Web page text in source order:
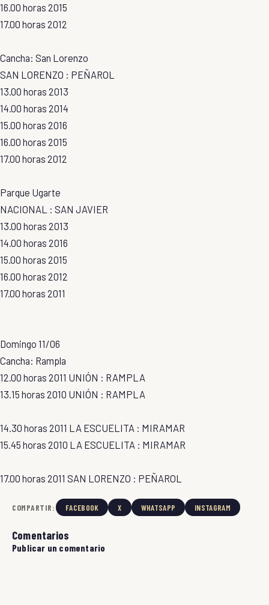
16.00 horas 2015
17.00 horas 2012
Cancha: San Lorenzo
SAN LORENZO : PEÑAROL
13.00 horas 2013
14.00 horas 2014
15.00 horas 2016
16.00 horas 2015
17.00 horas 2012
Parque Ugarte
NACIONAL : SAN JAVIER
13.00 horas 2013
14.00 horas 2016
15.00 horas 2015
16.00 horas 2012
17.00 horas 2011
Domingo 11/06
Cancha: Rampla
12.00 horas 2011 UNIÓN : RAMPLA
13.15 horas 2010 UNIÓN : RAMPLA
14.30 horas 2011 LA ESCUELITA : MIRAMAR
15.45 horas 2010 LA ESCUELITA : MIRAMAR
17.00 horas 2011 SAN LORENZO : PEÑAROL
COMPARTIR: FACEBOOK X WHATSAPP INSTAGRAM
Comentarios
Publicar un comentario